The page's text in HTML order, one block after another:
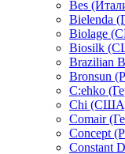
Bes
Bielenda
Biolage
Biosilk
Brazilian
Bronsun
C:ehko
Chi
Comair
Concept
Constant